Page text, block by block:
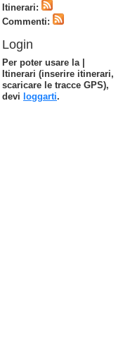
Itinerari:
Commenti:
Login
Per poter usare la |
Itinerari (inserire itinerari,
scaricare le tracce GPS),
devi loggarti.